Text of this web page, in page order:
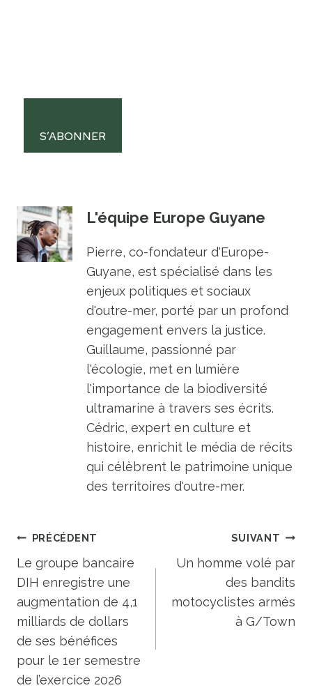
S’ABONNER
L'équipe Europe Guyane
Pierre, co-fondateur d'Europe-
Guyane, est spécialisé dans les
enjeux politiques et sociaux
d'outre-mer, porté par un profond
engagement envers la justice.
Guillaume, passionné par
l'écologie, met en lumière
l'importance de la biodiversité
ultramarine à travers ses écrits.
Cédric, expert en culture et
histoire, enrichit le média de récits
qui célèbrent le patrimoine unique
des territoires d'outre-mer.
Navigation
de
l’article
PRÉCÉDENT
Le groupe bancaire
DIH enregistre une
augmentation de 4,1
milliards de dollars
de ses bénéfices
pour le 1er semestre
de l’exercice 2026
SUIVANT
Un homme volé par
des bandits
motocyclistes armés
à G/Town